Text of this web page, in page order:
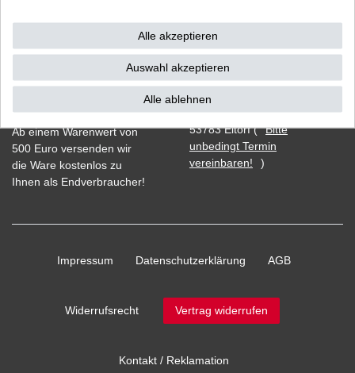
Ab einem Warenwert von
500 Euro versenden wir
die Ware kostenlos zu
Ihnen als Endverbraucher!
Vorkasse
Barzahlung bei Abholung in
53783 Eitorf (
Bitte
unbedingt Termin
vereinbaren!
)
Impressum Daten­schutz­erklärung AGB
Widerrufs­recht Vertrag widerrufen
Kontakt / Reklamation
Alle akzeptieren
Auswahl akzeptieren
Alle ablehnen